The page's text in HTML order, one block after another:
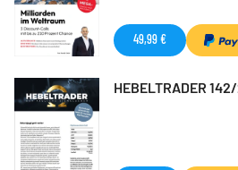
49,99 €
HEBELTRADER